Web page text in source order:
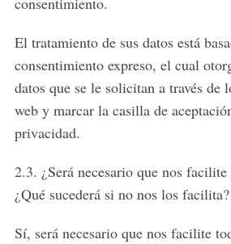
El tratamiento de sus datos está
consentimiento expreso, el cual
datos que se le solicitan a través de
web y marcar la casilla de
privacidad.
2.3. ¿Será necesario que nos facilite
¿Qué sucederá si no nos los facilita?
Sí, será necesario que nos facilite